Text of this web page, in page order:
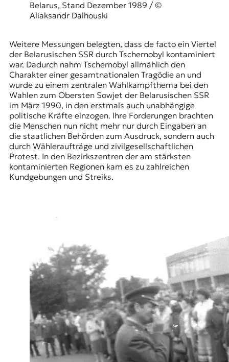
Belarus, Stand Dezember 1989 / ©
Aliaksandr Dalhouski
Weitere Messungen belegten, dass de facto ein Viertel
der Belarusischen SSR durch Tschernobyl kontaminiert
war. Dadurch nahm Tschernobyl allmählich den
Charakter einer gesamtnationalen Tragödie an und
wurde zu einem zentralen Wahlkampfthema bei den
Wahlen zum Obersten Sowjet der Belarusischen SSR
im März 1990, in den erstmals auch unabhängige
politische Kräfte einzogen. Ihre Forderungen brachten
die Menschen nun nicht mehr nur durch Eingaben an
die staatlichen Behörden zum Ausdruck, sondern auch
durch Wähleraufträge und zivilgesellschaftlichen
Protest. In den Bezirkszentren der am stärksten
kontaminierten Regionen kam es zu zahlreichen
Kundgebungen und Streiks.